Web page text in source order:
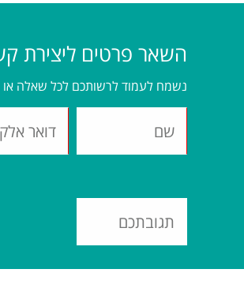
השאר פרטים ליצירת
נשמח לעמוד לרשותכם לכל שאלה